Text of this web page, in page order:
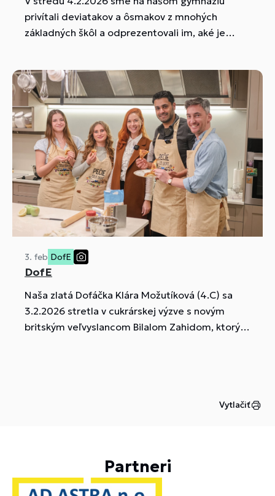
privítali deviatakov a ôsmakov z mnohých
základných škôl a odprezentovali im, aké je
3. feb DofE
DofE
Naša zlatá Dofáčka Klára Možutíková (4.C) sa
3.2.2026 stretla v cukrárskej výzve s novým
britským veľvyslancom Bilalom Zahidom, ktorý
Vytlačiť
Partneri